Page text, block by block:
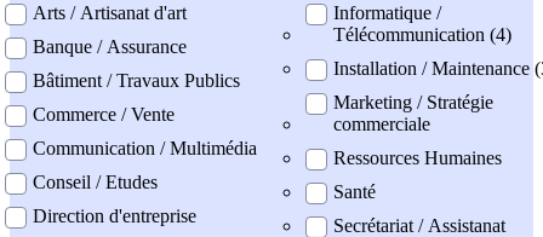
Arts / Artisanat d'art
Banque / Assurance
Bâtiment / Travaux Publics
Commerce / Vente
Communication / Multimédia
Conseil / Etudes
Direction d'entreprise
Informatique /
Télécommunication (4)
Installation / Maintenance
Marketing / Stratégie
commerciale
Ressources Humaines
Santé
Secrétariat / Assistanat